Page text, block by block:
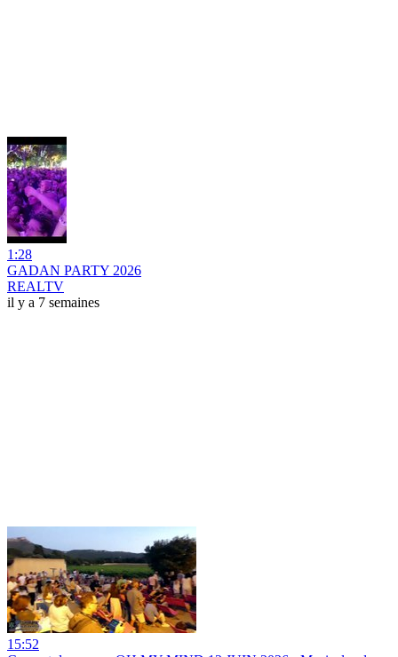
1:28
GADAN PARTY 2026
REALTV
il y a 7 semaines
15:52